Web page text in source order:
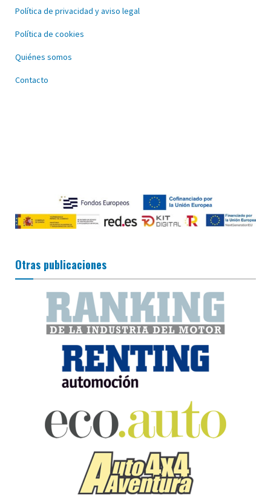
Política de privacidad y aviso legal
Política de cookies
Quiénes somos
Contacto
Otras publicaciones